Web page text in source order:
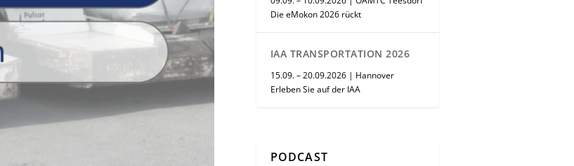
Die eMokon 2026 rückt
IAA TRANSPORTATION 2026
15.09. – 20.09.2026 | Hannover
Erleben Sie auf der IAA
PODCAST